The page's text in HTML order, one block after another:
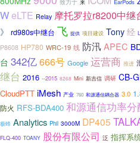
致力于 来 EarPods
WeLTE Relay 摩托罗拉r8200中继
》 rd980s中继台 飞 提供 项目建设 Tony 经
P8608 HP780 WRC-19 线 防汛APEC
台 342亿666号 Google 运营商 推进
继台 2016 --2015 8268 Mini 新吉信 调研 CB-
CloudPTT iMesh 产业 760 和源通信耦合器 3.0
防火 RFS-BDA400 和源通信功率分
极蜂 Analytics Phil 3000M DP405
FLQ-400 TOANY 股份有限公司 泛 指挥系